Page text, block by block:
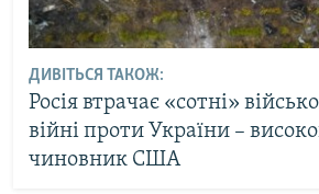
ДИВІТЬСЯ ТАКОЖ:
Росія втрачає «сотні»
війні проти України –
чиновник США